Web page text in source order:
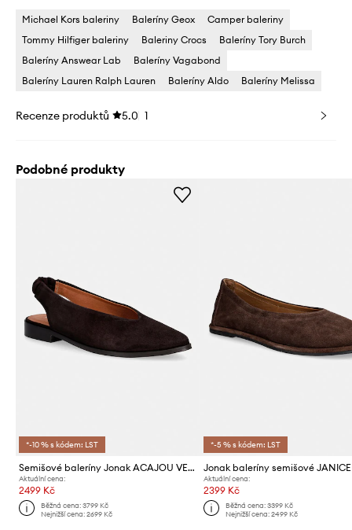
Michael Kors baleriny Baleríny Geox
Camper baleriny
Tommy Hilfiger baleriny
Baleriny Crocs
Baleríny Tory Burch
Baleríny Answear Lab
Baleríny Vagabond
Baleríny Lauren Ralph Lauren
Baleríny Aldo Baleríny Melissa
Recenze produktů 5.0 1
Podobné produkty
*-10 % s kódem: LST
Semišové baleríny Jonak ACAJOU VELOURS
Aktuální cena:
2499 Kč
Běžná cena:3799 Kč
Nejnižší cena:2699 Kč
*-5 % s kódem: LST
Aktuální cena:
2399 Kč
Běžná cena: 3399 Kč
Nejnižší cena: 2499 Kč